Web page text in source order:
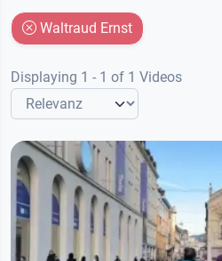
Waltraud Ernst
Displaying 1 - 1 of 1 Videos